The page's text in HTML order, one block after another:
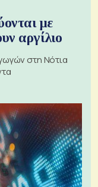
με
αργίλιο
στη Νότια